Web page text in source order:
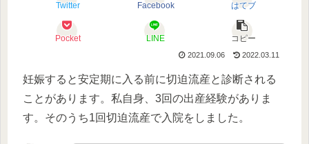
Twitter Facebook はてブ
Pocket LINE コピー
2021.09.06 2022.03.11
妊娠すると安定期に入る前に切迫流産と診断される
ことがあります。私自身、3回の出産経験がありま
す。そのうち1回切迫流産で入院をしました。